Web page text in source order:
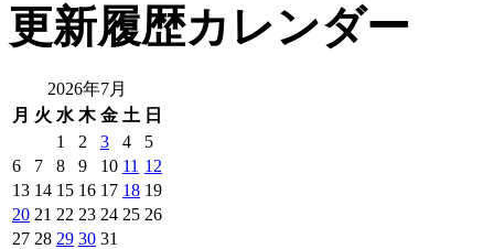
更新履歴カレンダー
2026年7月
月 火 水 木 金 土 日
1
2 3 4
5
6
7 8 9 10 11 12
13 14 15 16 17 18 19
20 21 22 23 24 25 26
27 28 29 30 31